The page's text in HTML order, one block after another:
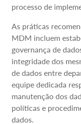
processo de
As práticas
MDM incluem
governança de
integridade dos
de dados entre
equipe dedicada
manutenção dos
políticas e
dados.